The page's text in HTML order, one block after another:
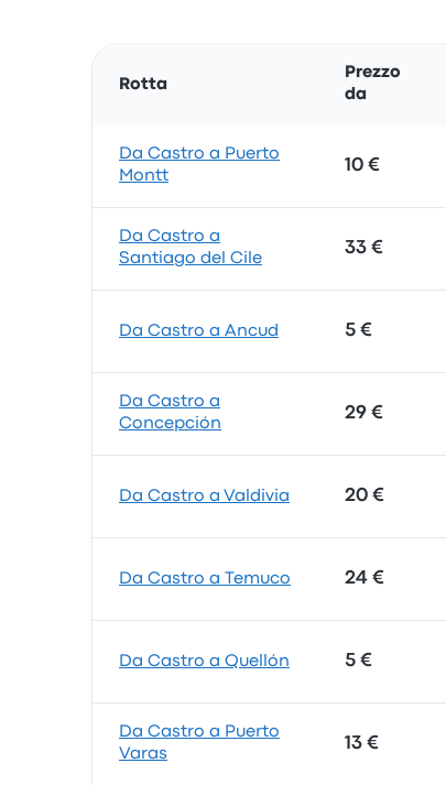
Rotta
Prezzo
da
Da Castro a Puerto
Montt
10 €
Da Castro a
Santiago del Cile
33 €
Da Castro a Ancud 5 €
Da Castro a
Concepción
29 €
Da Castro a Valdivia 20 €
Da Castro a Temuco 24 €
Da Castro a Quellón 5 €
Da Castro a Puerto
Varas
13 €